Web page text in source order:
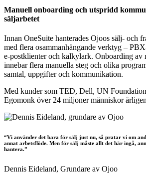
Manuell onboarding och utspridd
säljarbetet
Innan OneSuite hanterades Ojoos sälj- och
med flera osammanhängande verktyg –
e-postklienter och kalkylark. Onboarding av
innebar flera manuella steg och olika
samtal, uppgifter och kommunikation.
Med kunder som TED, Dell, UN
Egomonk över 24 miljoner människor
“Vi använder det bara för sälj just nu, så pratar vi om
annat arbetsflöde. Men för sälj måste allt det här ingå,
hantera.”
Dennis Eideland, Grundare av Ojoo